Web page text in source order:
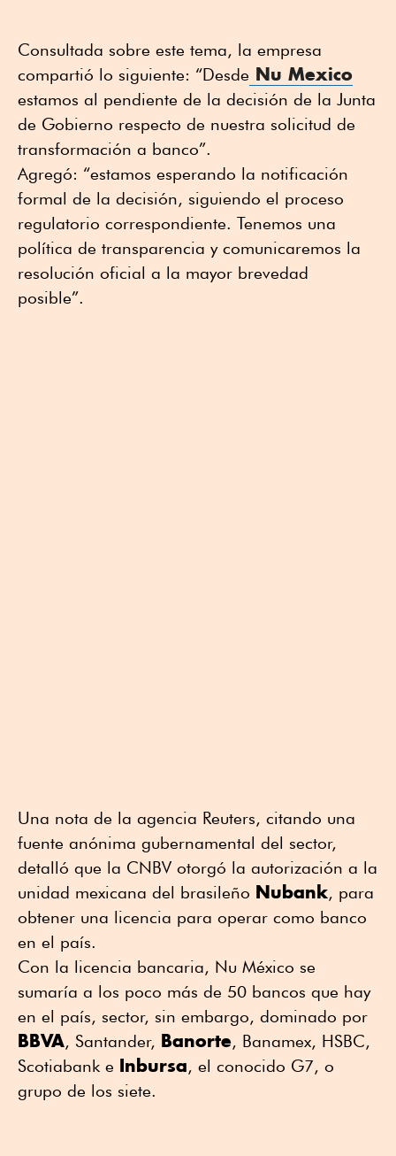
Consultada sobre este tema, la empresa
compartió lo siguiente: “Desde Nu Mexico
estamos al pendiente de la decisión de la Junta
de Gobierno respecto de nuestra solicitud de
transformación a banco”.
Agregó: “estamos esperando la notificación
formal de la decisión, siguiendo el proceso
regulatorio correspondiente. Tenemos una
política de transparencia y comunicaremos la
resolución oficial a la mayor brevedad
posible”.
Una nota de la agencia Reuters, citando una
fuente anónima gubernamental del sector,
detalló que la CNBV otorgó la autorización a la
unidad mexicana del brasileño Nubank, para
obtener una licencia para operar como banco
en el país.
Con la licencia bancaria, Nu México se
sumaría a los poco más de 50 bancos que hay
en el país, sector, sin embargo, dominado por
BBVA, Santander, Banorte, Banamex, HSBC,
Scotiabank e Inbursa, el conocido G7, o
grupo de los siete.